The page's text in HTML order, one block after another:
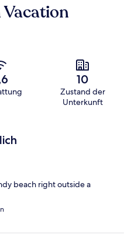
10
Zustand der
Unterkunft
beach right outside a